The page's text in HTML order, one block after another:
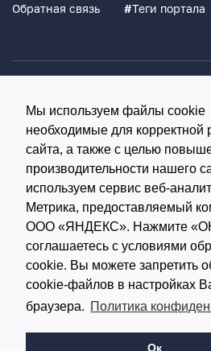
Мы используем файлы cookie
необходимые для корректной
сайта, а также с целью
производительности нашего
используем сервис веб-
Метрика, предоставляемый
ООО «ЯНДЕКС». Нажмите
соглашаетесь с условиями
cookie. Вы можете запретить
cookie-файлов в настройках
браузера. Политика
Ок
Обратная связь #Теги портала
Согласие на обработку
16+
© Использование материалов
письменного разрешения
Редакция портала:
Обратиться в Макс
Обратиться в Телеграм
614002, г.Пермь,